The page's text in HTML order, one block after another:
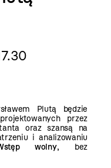
Plutą będzie
przez
oraz szansą na
i analizowaniu
wolny, bez